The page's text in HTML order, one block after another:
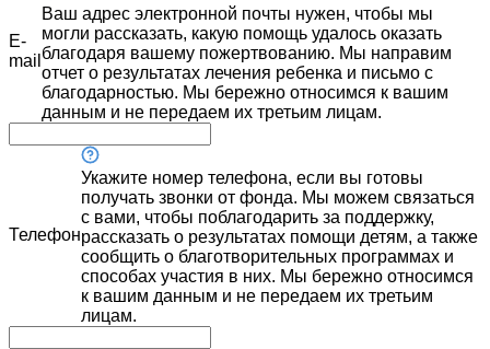
E-
mail
Ваш адрес электронной почты нужен, чтобы мы
могли рассказать, какую помощь удалось оказать
благодаря вашему пожертвованию. Мы направим
отчет о результатах лечения ребенка и письмо с
благодарностью. Мы бережно относимся к вашим
данным и не передаем их третьим лицам.
Телефон
Укажите номер телефона, если вы готовы
получать звонки от фонда. Мы можем связаться
с вами, чтобы поблагодарить за поддержку,
рассказать о результатах помощи детям, а также
сообщить о благотворительных программах и
способах участия в них. Мы бережно относимся
к вашим данным и не передаем их третьим
лицам.